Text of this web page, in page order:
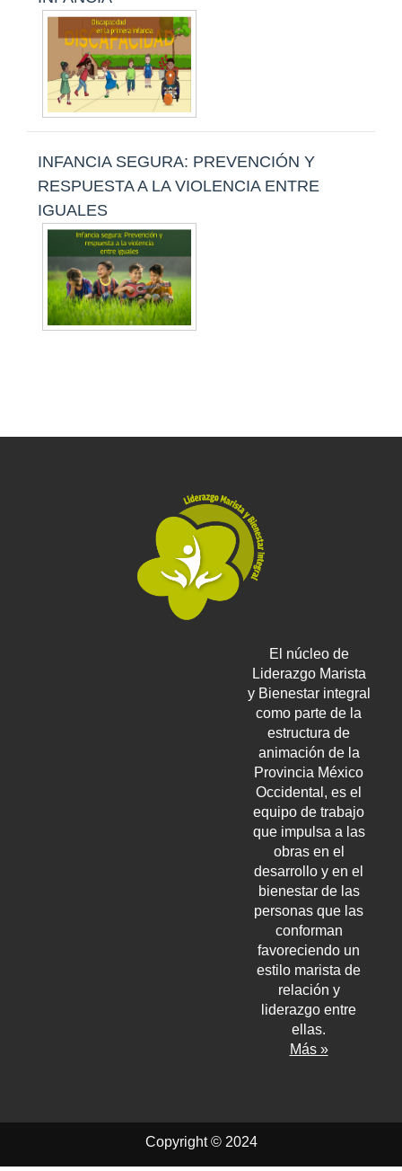
INFANCIA SEGURA: PREVENCIÓN Y
RESPUESTA A LA VIOLENCIA ENTRE
IGUALES
El núcleo de
Liderazgo Marista
y Bienestar integral
como parte de la
estructura de
animación de la
Provincia México
Occidental, es el
equipo de trabajo
que impulsa a las
obras en el
desarrollo y en el
bienestar de las
personas que las
conforman
favoreciendo un
estilo marista de
relación y
liderazgo entre
ellas.
Más »
Copyright © 2024